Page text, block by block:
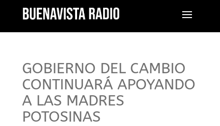
GOBIERNO DEL CAMBIO
CONTINUARÁ APOYANDO
A LAS MADRES
POTOSINAS